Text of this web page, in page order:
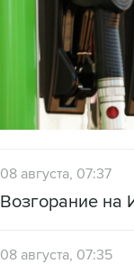
08 августа, 07:37
Возгорание
08 августа, 07:35